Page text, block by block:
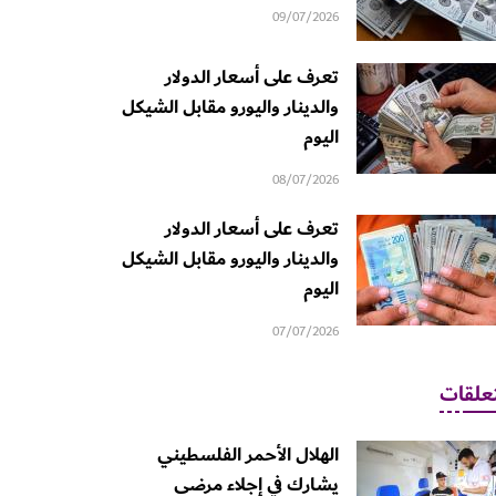
09/07/2026
تعرف على أسعار الدولار
والدينار واليورو مقابل الشيكل
اليوم
08/07/2026
تعرف على أسعار الدولار
والدينار واليورو مقابل الشيكل
اليوم
07/07/2026
الهلال الأحمر الفلسطيني
يشارك في إجلاء مرضى